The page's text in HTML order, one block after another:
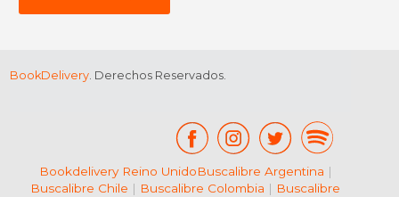
BookDelivery. Derechos Reservados.
Bookdelivery Reino UnidoBuscalibre Argentina |
Buscalibre Chile | Buscalibre Colombia | Buscalibre